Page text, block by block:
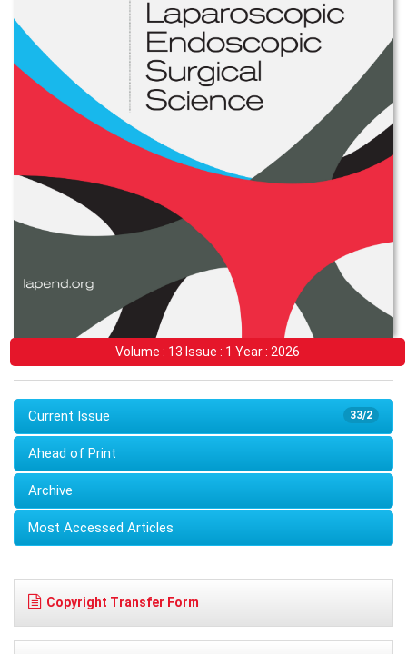
Volume : 13 Issue : 1 Year : 2026
33/2
Current Issue
Ahead of Print
Archive
Most Accessed Articles
Copyright Transfer Form